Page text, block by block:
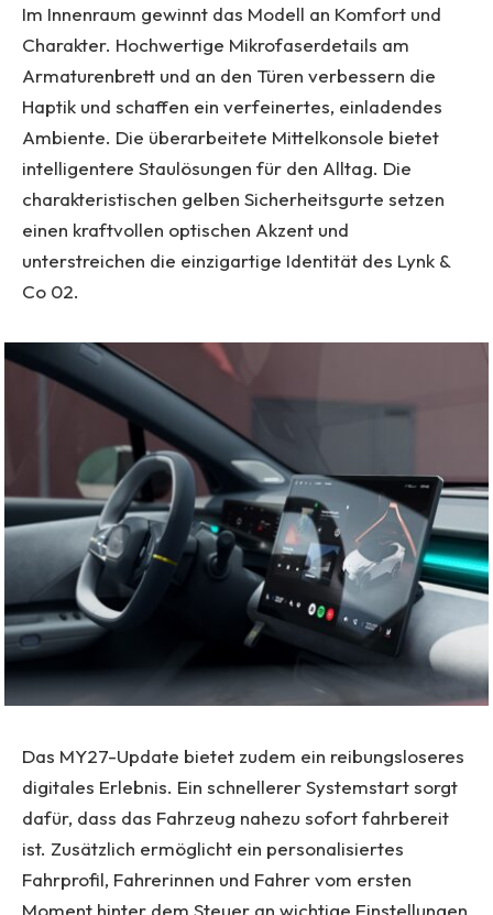
Im Innenraum gewinnt das Modell an Komfort und
Charakter. Hochwertige Mikrofaserdetails am
Armaturenbrett und an den Türen verbessern die
Haptik und schaffen ein verfeinertes, einladendes
Ambiente. Die überarbeitete Mittelkonsole bietet
intelligentere Staulösungen für den Alltag. Die
charakteristischen gelben Sicherheitsgurte setzen
einen kraftvollen optischen Akzent und
unterstreichen die einzigartige Identität des Lynk &
Co 02.
Das MY27-Update bietet zudem ein reibungsloseres
digitales Erlebnis. Ein schnellerer Systemstart sorgt
dafür, dass das Fahrzeug nahezu sofort fahrbereit
ist. Zusätzlich ermöglicht ein personalisiertes
Fahrprofil, Fahrerinnen und Fahrer vom ersten
Moment hinter dem Steuer an wichtige Einstellungen